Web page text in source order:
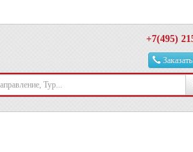
+7(495)